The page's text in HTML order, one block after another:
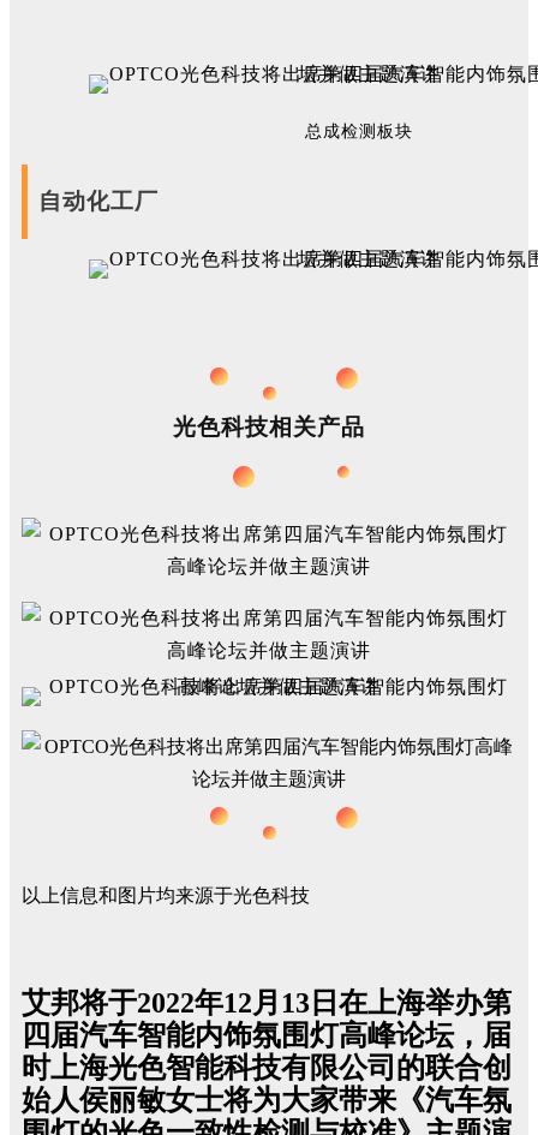
总成检测板块
自动化工厂
光色科技相关产品
以上信息和图片均来源于光色科技
艾邦将于2022年12月13日在上海举办第
四届汽车智能内饰氛围灯高峰论坛，届
时上海光色智能科技有限公司的联合创
始人侯丽敏女士将为大家带来 《汽车氛